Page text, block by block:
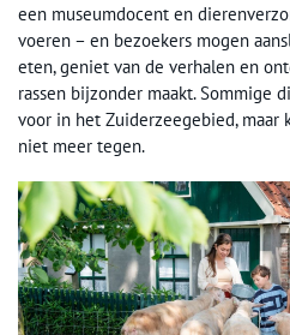
een museumdocent en
voeren – en bezoekers mogen
eten, geniet van de verhalen en
rassen bijzonder maakt. Sommige
voor in het Zuiderzeegebied,
niet meer tegen.